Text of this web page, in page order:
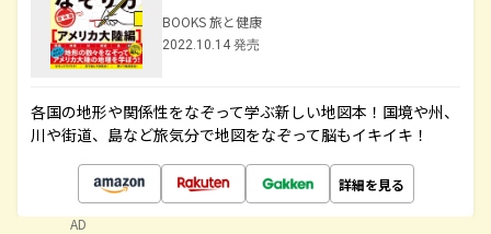
BOOKS 旅と健康
2022.10.14 発売
各国の地形や関係性をなぞって学ぶ新しい地図本！国境や州、
川や街道、島など旅気分で地図をなぞって脳もイキイキ！
詳細を見る
AD